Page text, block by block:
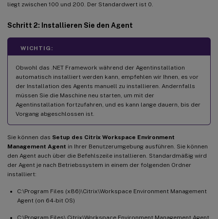
liegt zwischen 100 und 200. Der Standardwert ist 0.
Schritt 2: Installieren Sie den Agent
WICHTIG:
Obwohl das .NET Framework während der Agentinstallation
automatisch installiert werden kann, empfehlen wir Ihnen, es vor
der Installation des Agents manuell zu installieren. Andernfalls
müssen Sie die Maschine neu starten, um mit der
Agentinstallation fortzufahren, und es kann lange dauern, bis der
Vorgang abgeschlossen ist.
Sie können das Setup des Citrix Workspace Environment
Management Agent in Ihrer Benutzerumgebung ausführen. Sie können
den Agent auch über die Befehlszeile installieren. Standardmäßig wird
der Agent je nach Betriebssystem in einem der folgenden Ordner
installiert:
C:\Program Files (x86)\Citrix\Workspace Environment Management
Agent (on 64-bit OS)
C:\Program Files\ Citrix\Workspace Environment Management Agent